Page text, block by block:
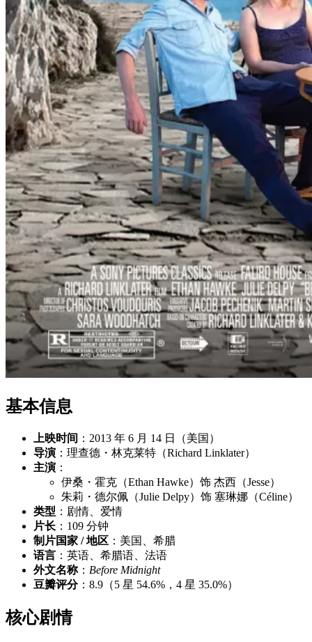
基本信息
上映时间 ：2013 年 6 月 14 日（美国）
导演 ：理查德・林克莱特（Richard Linklater）
主演 ：
伊桑・霍克（Ethan Hawke）饰 杰西（Jesse）
朱莉・德尔佩（Julie Delpy）饰 塞琳娜（Céline）
类型 ：剧情、爱情
片长 ：109 分钟
制片国家 / 地区 ：美国、希腊
语言 ：英语、希腊语、法语
外文名称： Before Midnight
豆瓣评分：8.9（5 星 54.6%，4 星 35.0%）
核心剧情